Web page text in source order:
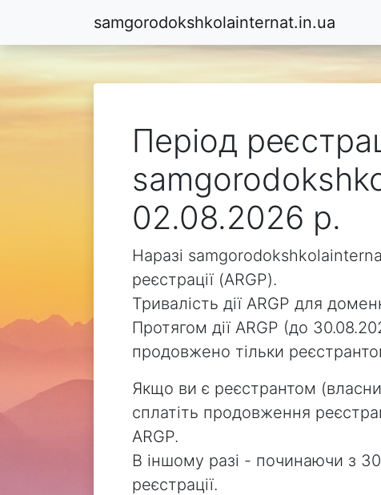
samgorodokshkolainternat.in.ua
Період
02.08.2026 р.
Наразі
реєстрації (ARGP).
Тривалість дії ARGP для
Протягом дії ARGP (до
продовжено тільки
Якщо ви є реєстрантом
сплатіть продовження
ARGP.
В іншому разі - починаючи з
реєстрації.